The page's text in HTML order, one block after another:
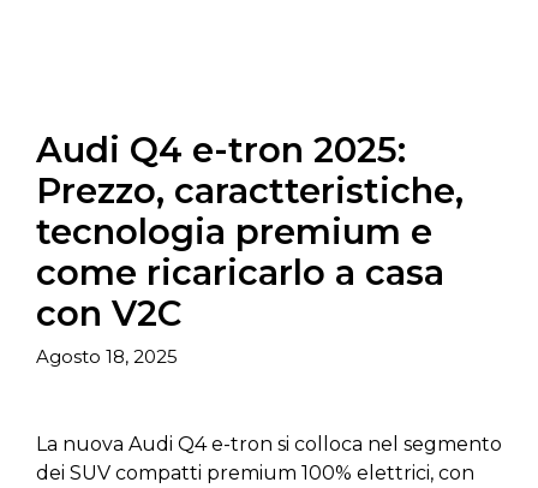
Audi Q4 e-tron 2025:
Prezzo, caractteristiche,
tecnologia premium e
come ricaricarlo a casa
con V2C
Agosto 18, 2025
La nuova Audi Q4 e-tron si colloca nel segmento
dei SUV compatti premium 100% elettrici, con